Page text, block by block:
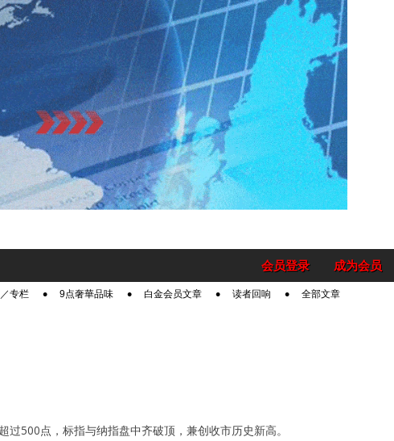
成为会员
会员登录
专栏 9点奢華品味 白金会员文章 读者回响 全部文章
500点，标指与纳指盘中齐破顶，兼创收市历史新高。